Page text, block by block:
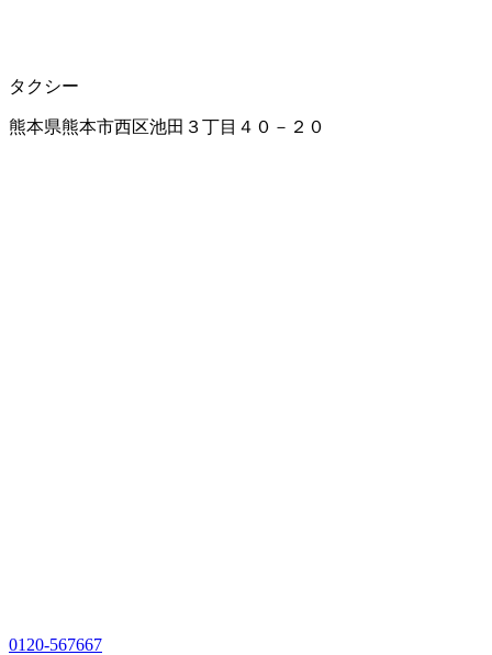
タクシー
熊本県熊本市西区池田３丁目４０－２０
0120-567667